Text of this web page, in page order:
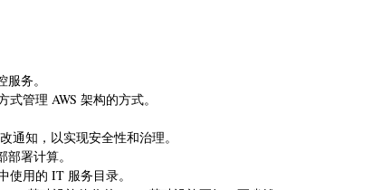
务。
管理 AWS 架构的方式。
通知，以实现安全性和治理。
署计算。
使用的 IT 服务目录。